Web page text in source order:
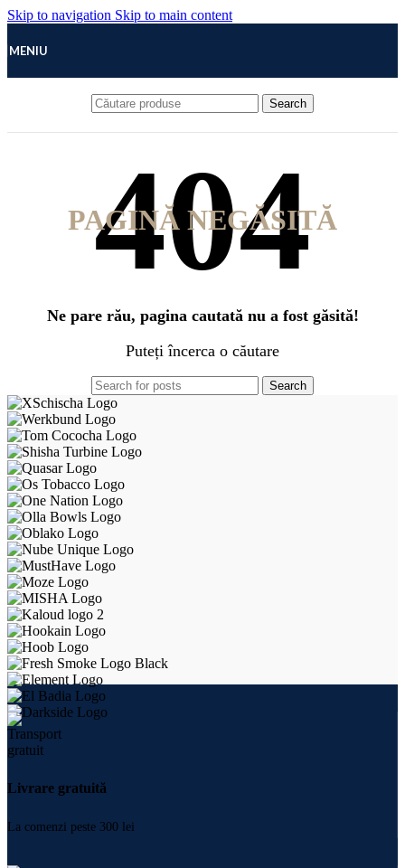
Skip to navigation Skip to main content
MENIU
Search
PAGINĂ NEGĂSITĂ
Ne pare rău, pagina cautată nu a fost găsită!
Puteți încerca o căutare
Search
Livrare gratuită
La comenzi peste 300 lei